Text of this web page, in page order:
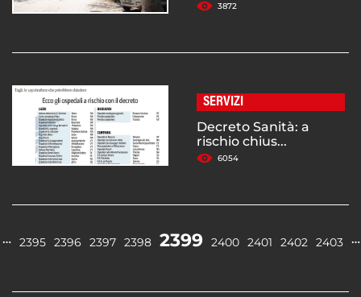
3872
SERVIZI
Decreto Sanità: a
rischio chius...
6054
… 2395 2396 2397 2398 2399 2400 2401 2402 2403 …